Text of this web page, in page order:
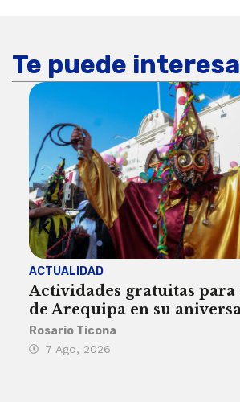
Te puede
ACTUALIDAD
Actividades gratuitas
de Arequipa en su
Rosario Ticona
7 Ago, 2026